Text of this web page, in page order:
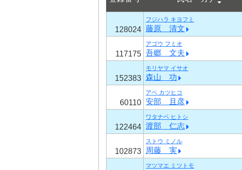
128024
フジハラ キヨフミ
藤原 清文
117175
アゴウ フミオ
吾郷 文夫
152383
モリヤマ イサオ
森山 功
60110
アベ カツヒコ
安部 且彦
122464
ワタナベ ヒトシ
渡部 仁志
102873
ストウ ミノル
周藤 実
マツマエ ミツトモ